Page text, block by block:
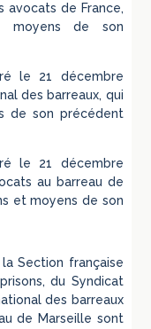
avocats de France,
moyens de son
le 21 décembre
des barreaux, qui
de son précédent
le 21 décembre
au barreau de
et moyens de son
Section française
du Syndicat
des barreaux
de Marseille sont